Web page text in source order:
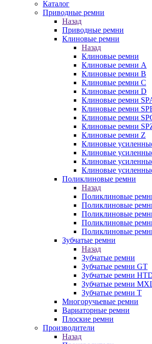
Каталог
Приводные ремни
Назад
Приводные ремни
Клиновые ремни
Назад
Клиновые ремни
Клиновые ремни A
Клиновые ремни B
Клиновые ремни C
Клиновые ремни D
Клиновые ремни
Клиновые ремни
Клиновые ремни
Клиновые ремни
Клиновые ремни Z
Клиновые
Клиновые
Клиновые
Клиновые
Поликлиновые ремни
Назад
Поликлиновые
Поликлиновые
Поликлиновые
Поликлиновые
Поликлиновые
Зубчатые ремни
Назад
Зубчатые ремни
Зубчатые ремни GT
Зубчатые ремни
Зубчатые ремни
Зубчатые ремни Т
Многоручьевые ремни
Вариаторные ремни
Плоские ремни
Производители
Назад